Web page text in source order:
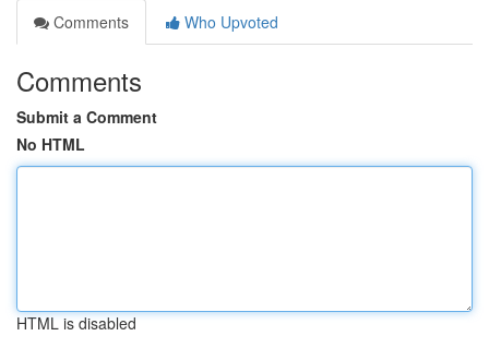
Comments
Who Upvoted
Comments
Submit a Comment
No HTML
HTML is disabled